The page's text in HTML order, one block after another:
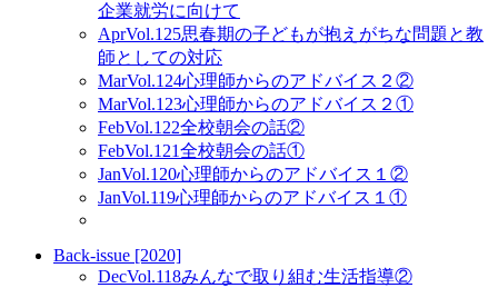
企業就労に向けて
AprVol.125思春期の子どもが抱えがちな問題と教
師としての対応
MarVol.124心理師からのアドバイス２②
MarVol.123心理師からのアドバイス２①
FebVol.122全校朝会の話②
FebVol.121全校朝会の話①
JanVol.120心理師からのアドバイス１②
JanVol.119心理師からのアドバイス１①
Back-issue [2020]
DecVol.118みんなで取り組む生活指導②